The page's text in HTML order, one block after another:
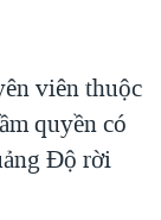
viên thuộc
quyền có
Độ rời